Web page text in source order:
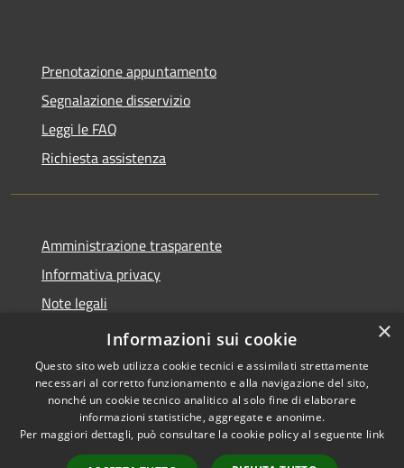
Prenotazione appuntamento
Segnalazione disservizio
Leggi le FAQ
Richiesta assistenza
Amministrazione trasparente
Informativa privacy
Note legali
Dichiarazione di accessibilità
Accessibilità
Copyright © 2026 • Comune di
Cassano d'Adda • Powered by
×
Informazioni sui cookie
Questo sito web utilizza cookie tecnici e assimilati strettamente
necessari al corretto funzionamento e alla navigazione del sito,
nonché un cookie tecnico analitico al solo fine di elaborare
informazioni statistiche, aggregate e anonime.
Per maggiori dettagli, può consultare la cookie policy al seguente link